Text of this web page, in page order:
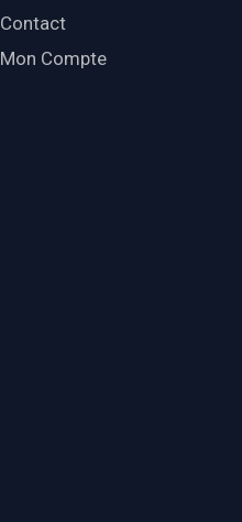
Contact
Mon Compte